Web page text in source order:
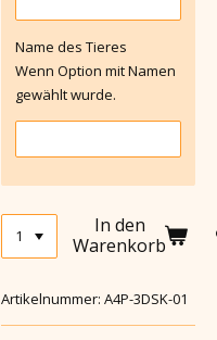
Name des Tieres
Wenn Option mit Namen
gewählt wurde.
In den
Warenkorb
Artikelnummer: A4P-3DSK-01